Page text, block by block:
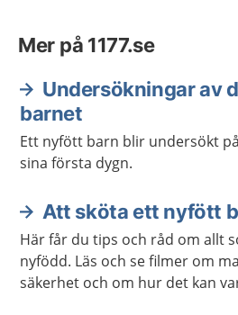
Mer på 1177.se
Undersökningar av
barnet
Ett nyfött barn blir undersökt
sina första dygn.
Att sköta ett nyfött
Här får du tips och råd om allt
nyfödd. Läs och se filmer om
säkerhet och om hur det kan